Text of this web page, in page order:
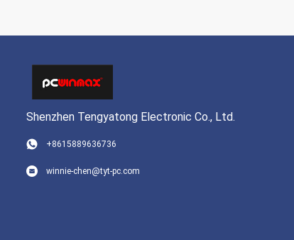
Shenzhen Tengyatong Electronic Co., Ltd.
+8615889636736
winnie-chen@tyt-pc.com